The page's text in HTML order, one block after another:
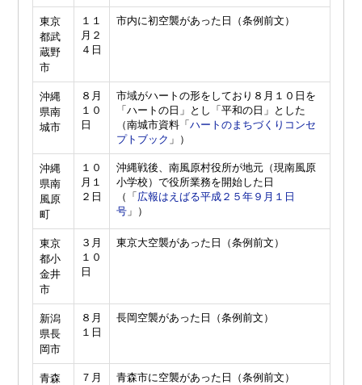
東京
都武
蔵野
市
１１
月２
４日
市内に初空襲があった日（条例前文）
沖縄
県南
城市
８月
１０
日
市域がハートの形をしており８月１０日を
「ハートの日」とし「平和の日」とした
（南城市資料「 ハートのまちづくりコンセ
プトブック 」）
沖縄
県南
風原
町
１０
月１
２日
沖縄戦後、南風原村役所が地元（現南風原
小学校）で役所業務を開始した日
（「 広報はえばる平成２５年９月１日
号」）
東京
都小
金井
市
３月
１０
日
東京大空襲があった日（条例前文）
新潟
県長
岡市
８月
１日
長岡空襲があった日（条例前文）
青森
７月
青森市に空襲があった日（条例前文）